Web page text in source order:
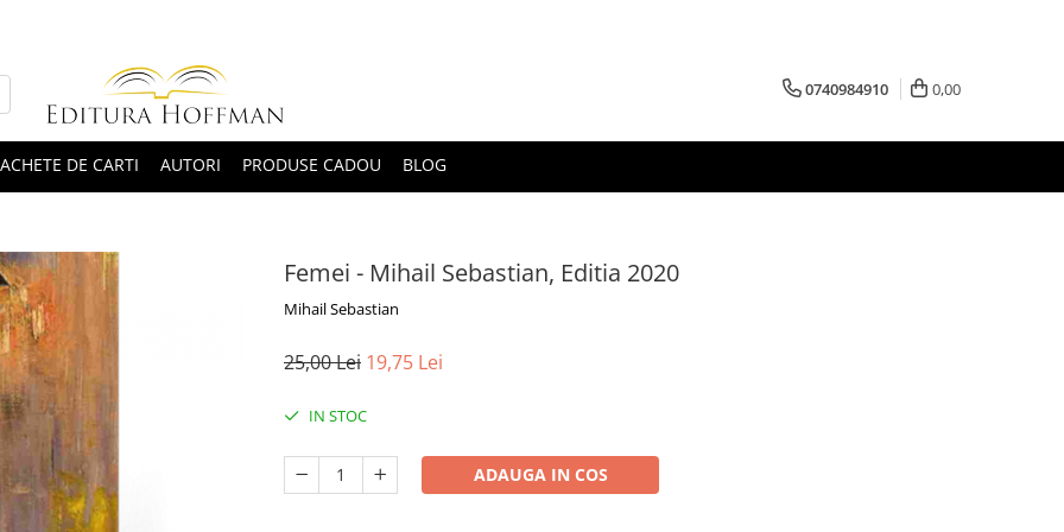
0740984910 0,00
DE CARTI AUTORI PRODUSE CADOU BLOG
Femei - Mihail Sebastian, Editia 2020
Mihail Sebastian
25,00 Lei 19,75 Lei
IN STOC
ADAUGA IN COS